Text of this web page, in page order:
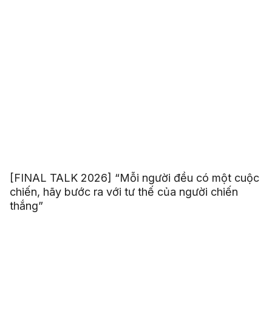
[FINAL TALK 2026] “Mỗi người đều có một cuộc
chiến, hãy bước ra với tư thế của người chiến
thắng”